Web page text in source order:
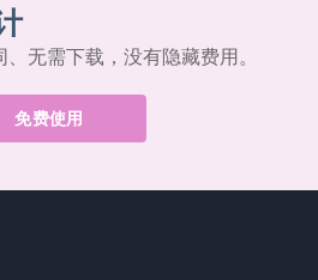
无需下载，没有隐藏费用。
免费使用